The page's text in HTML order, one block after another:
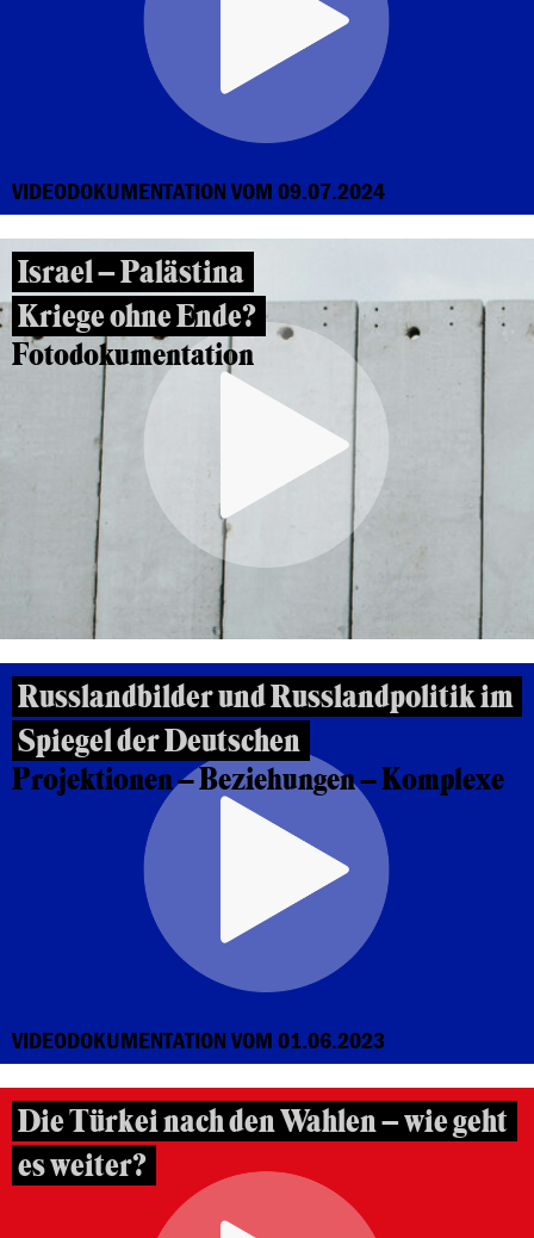
VIDEODOKUMENTATION VOM 09.07.2024
Israel – Palästina
Kriege ohne Ende?
Fotodokumentation
Russlandbilder und Russlandpolitik im
Spiegel der Deutschen
Projektionen – Beziehungen – Komplexe
VIDEODOKUMENTATION VOM 01.06.2023
Die Türkei nach den Wahlen – wie geht
es weiter?